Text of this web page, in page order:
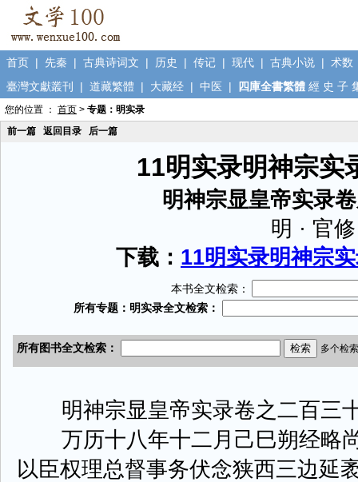
首页 | 先秦 | 古典诗词文 | 历史 | 传记 | 现代 | 古典小说 | 术数
臺灣文獻叢刊
| 道藏繁體 | 大藏经 | 中医 | 四庫全書繁體 經 史 子
您的位置 ： 首页 > 专题：明实录
前一篇
返回目录 后一篇
11明实录明神宗实
明神宗显皇帝实录
明 · 官修
下载： 11明实录明神宗
本书全文检索：
明神宗显皇帝实录卷之二百三
万历十八年十二月己巳朔经略
以臣权理总督事务伏念狭西三边延